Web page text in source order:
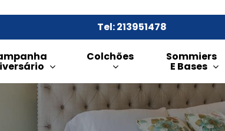
Tel: 213951478
Colchões Sommiers
E Bases